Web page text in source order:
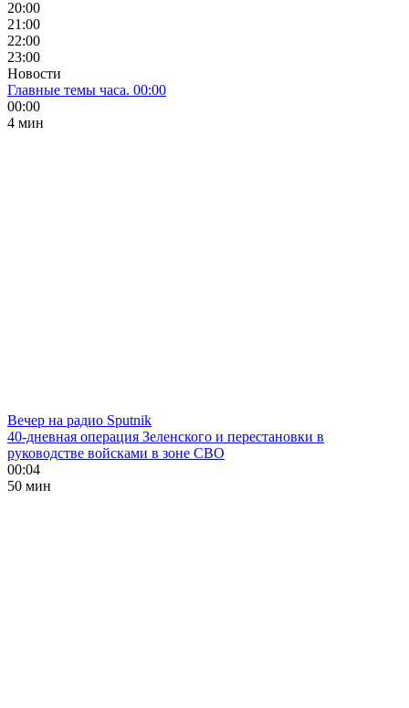
20:00
21:00
22:00
23:00
Новости
Главные темы часа. 00:00
00:00
4 мин
Вечер на радио Sputnik
40-дневная операция Зеленского и перестановки в
руководстве войсками в зоне СВО
00:04
50 мин